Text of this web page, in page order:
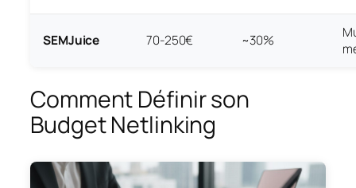
SEMJuice 70-250€ ~30%
Comment Définir son
Budget Netlinking